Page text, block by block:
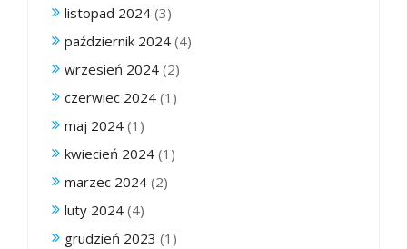
listopad 2024 (3)
październik 2024 (4)
wrzesień 2024 (2)
czerwiec 2024 (1)
maj 2024 (1)
kwiecień 2024 (1)
marzec 2024 (2)
luty 2024 (4)
grudzień 2023 (1)